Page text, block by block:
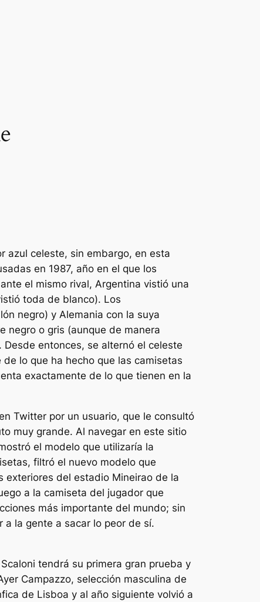
azul celeste, sin embargo, en esta
en 1987, año en el que los
el mismo rival, Argentina vistió una
toda de blanco). Los
negro) y Alemania con la suya
negro o gris (aunque de manera
entonces, se alternó el celeste
lo que ha hecho que las camisetas
exactamente de lo que tienen en la
Twitter por un usuario, que le consultó
muy grande. Al navegar en este sitio
el modelo que utilizaría la
filtró el nuevo modelo que
exteriores del estadio Mineirao de la
a la camiseta del jugador que
más importante del mundo; sin
la gente a sacar lo peor de sí.
tendrá su primera gran prueba y
Campazzo, selección masculina de
de Lisboa y al año siguiente volvió a